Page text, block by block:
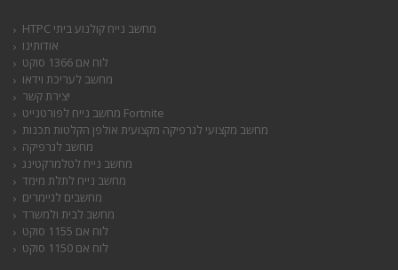
HTPC מחשב נייח קולנוע ביתי
אודותינו
לוח אם 1366 סוקט
מחשב לעריכת וידאו
יצירת קשר
מחשב נייח לפורטנייט Fortnite
מחשב מקצועי לגרפיקה מקצועית אולפן הקלטות תכנות
מחשב לגרפיקה
מחשב נייח לטלמרקטינג
מחשב נייח לתלת מימד
מחשבים לגיימרים
מחשב לבית ולמשרד
לוח אם 1155 סוקט
לוח אם 1150 סוקט